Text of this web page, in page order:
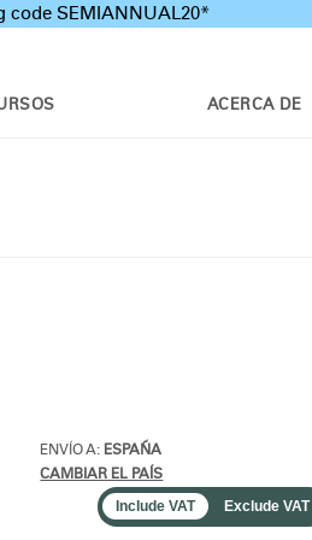
code SEMIANNUAL20*
ACERCA DE
ENVÍO A: ESPAÑA
CAMBIAR EL PAÍS
Include VAT Exclude VAT